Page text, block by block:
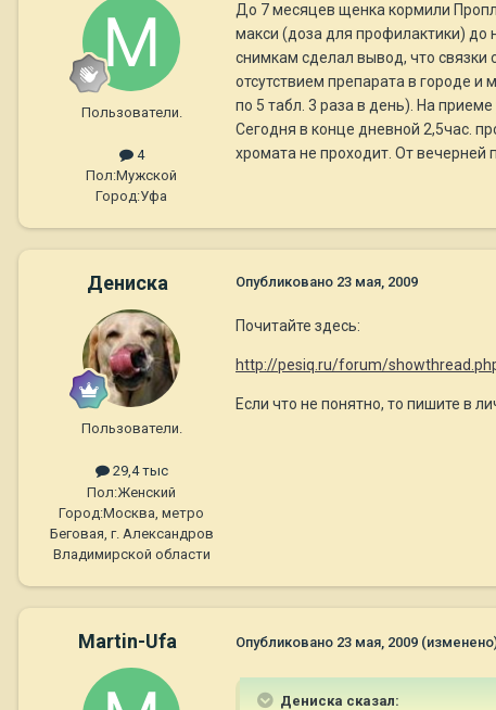
Пользователи.
4
Пол:Мужской
Город:Уфа
До 7 месяцев щенка кормили
макси (доза для профилактики) до
снимкам сделал вывод, что связки
отсутствием препарата в городе
по 5 табл. 3 раза в день). На
Сегодня в конце дневной 2,5час.
хромата не проходит. От вечерней
Дениска
Пользователи.
29,4 тыс
Пол:Женский
Город:Москва, метро
Беговая, г. Александров
Владимирской области
Опубликовано 23 мая, 2009
Почитайте здесь:
http://pesiq.ru/forum/
Если что не понятно, то пишите в
Martin-Ufa Опубликовано 23 мая, 2009
Дениска сказал: